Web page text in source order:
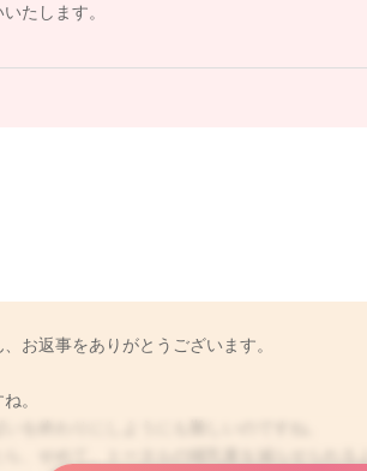
たします。
お返事をありがとうございます。
。